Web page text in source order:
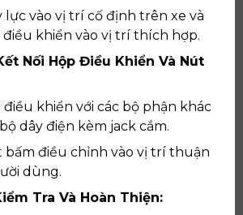
lực vào vị trí cố định trên xe và
điều khiển vào vị trí thích hợp.
Nối Hộp Điều Khiển Và Nút
điều khiển với các bộ phận khác
dây điện kèm jack cắm.
bấm điều chỉnh vào vị trí thuận
dùng.
Tra Và Hoàn Thiện: